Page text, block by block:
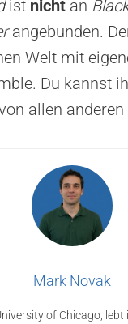
ist nicht an
angebunden.
Welt mit
Du kannst
allen anderen
Mark Novak
of Chicago, lebt